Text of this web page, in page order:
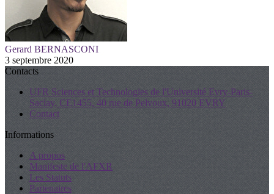
Gerard BERNASCONI
3 septembre 2020
Contacts
UFR Sciences et Technologies de l'Université Evry-Paris-
Saclay, CE1455, 40 rue de Pelvoux, 91020 EVRY
Contact
Informations
A propos
Manifeste de l'AFXR
Les Statuts
Partenaires